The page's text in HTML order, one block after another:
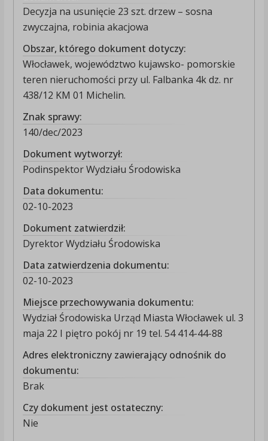
Decyzja na usunięcie 23 szt. drzew – sosna
zwyczajna, robinia akacjowa
Obszar, którego dokument dotyczy:
Włocławek, województwo kujawsko- pomorskie
teren nieruchomości przy ul. Falbanka 4k dz. nr
438/12 KM 01 Michelin.
Znak sprawy:
140/dec/2023
Dokument wytworzył:
Podinspektor Wydziału Środowiska
Data dokumentu:
02-10-2023
Dokument zatwierdził:
Dyrektor Wydziału Środowiska
Data zatwierdzenia dokumentu:
02-10-2023
Miejsce przechowywania dokumentu:
Wydział Środowiska Urząd Miasta Włocławek ul. 3
maja 22 I piętro pokój nr 19 tel. 54 414-44-88
Adres elektroniczny zawierający odnośnik do
dokumentu:
Brak
Czy dokument jest ostateczny:
Nie